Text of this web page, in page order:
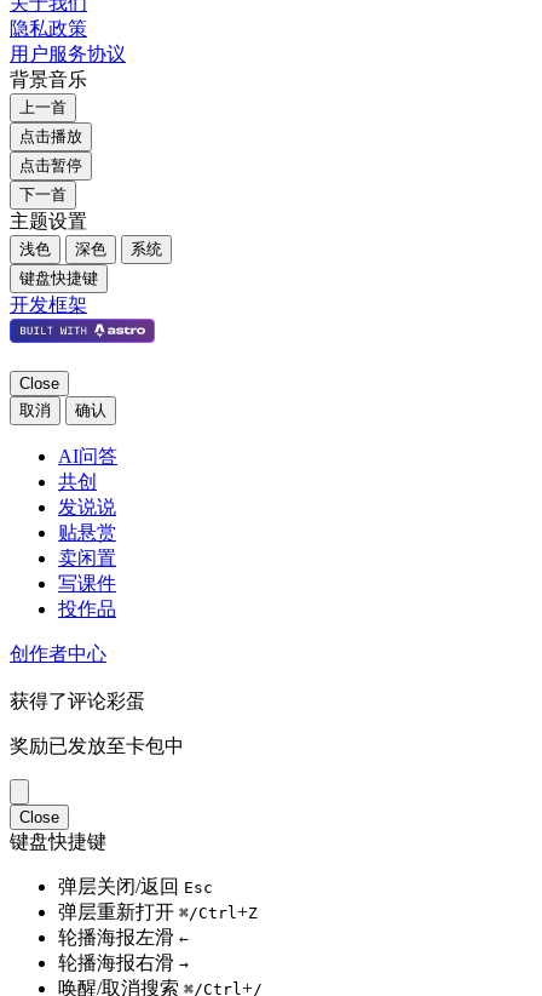
隐私政策
用户服务协议
背景音乐
上一首
点击播放
点击暂停
下一首
主题设置
浅色 深色
系统
键盘快捷键
开发框架
Close
取消
确认
AI问答
共创
发说说
贴悬赏
卖闲置
写课件
投作品
创作者中心
获得了评论彩蛋
奖励已发放至卡包中
Close
键盘快捷键
弹层关闭/返回 Esc
弹层重新打开 ⌘/Ctrl+Z
轮播海报左滑 ←
轮播海报右滑 →
唤醒/取消搜索 ⌘/Ctrl+/